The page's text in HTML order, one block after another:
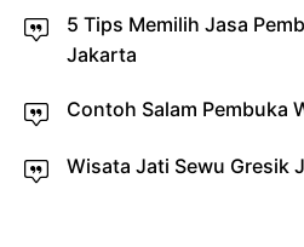
5 Tips Memilih Jasa
Jakarta
Contoh Salam Pembuka
Wisata Jati Sewu Gresik